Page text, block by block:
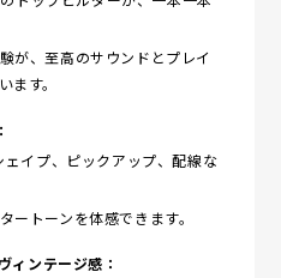
が、至高のサウンドとプレイ
ます。
イプ、ピックアップ、配線な
ートーンを体感できます。
ィンテージ感：